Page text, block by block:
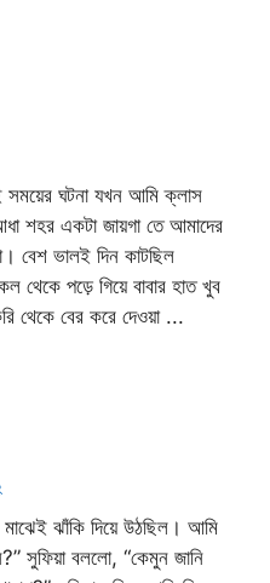
সময়ের ঘটনা যখন আমি ক্লাস
শহর একটা জায়গা তে আমাদের
বেশ ভালই দিন কাটছিল
থেকে পড়ে গিয়ে বাবার হাত খুব
থেকে বের করে দেওয়া ...
ঝাঁকি দিয়ে উঠছিল। আমি
সুফিয়া বললো, “কেমুন জানি